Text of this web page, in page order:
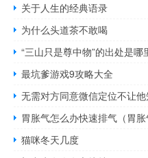
关于人生的经典语录
为什么头道茶不敢喝
“三山只是尊中物”的出处是哪
最坑爹游戏9攻略大全
无需对方同意微信定位不让
胃胀气怎么办快速排气（胃胀
猫咪冬天几度